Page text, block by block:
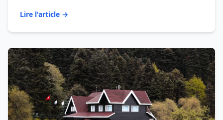
Lire l'article →